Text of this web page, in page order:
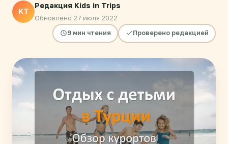
KT
Редакция Kids in Trips
Обновлено 27 июля 2022
9 мин чтения
Проверено редакцией